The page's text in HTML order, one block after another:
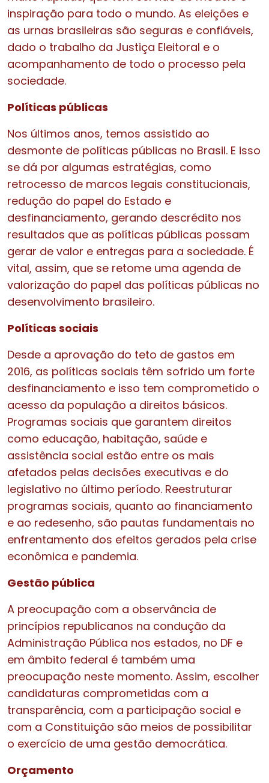
inspiração para todo o mundo. As eleições e
as urnas brasileiras são seguras e confiáveis,
dado o trabalho da Justiça Eleitoral e o
acompanhamento de todo o processo pela
sociedade.
Políticas públicas
Nos últimos anos, temos assistido ao
desmonte de políticas públicas no Brasil. E isso
se dá por algumas estratégias, como
retrocesso de marcos legais constitucionais,
redução do papel do Estado e
desfinanciamento, gerando descrédito nos
resultados que as políticas públicas possam
gerar de valor e entregas para a sociedade. É
vital, assim, que se retome uma agenda de
valorização do papel das políticas públicas no
desenvolvimento brasileiro.
Políticas sociais
Desde a aprovação do teto de gastos em
2016, as políticas sociais têm sofrido um forte
desfinanciamento e isso tem comprometido o
acesso da população a direitos básicos.
Programas sociais que garantem direitos
como educação, habitação, saúde e
assistência social estão entre os mais
afetados pelas decisões executivas e do
legislativo no último período. Reestruturar
programas sociais, quanto ao financiamento
e ao redesenho, são pautas fundamentais no
enfrentamento dos efeitos gerados pela crise
econômica e pandemia.
Gestão pública
A preocupação com a observância de
princípios republicanos na condução da
Administração Pública nos estados, no DF e
em âmbito federal é também uma
preocupação neste momento. Assim, escolher
candidaturas comprometidas com a
transparência, com a participação social e
com a Constituição são meios de possibilitar
o exercício de uma gestão democrática.
Orçamento